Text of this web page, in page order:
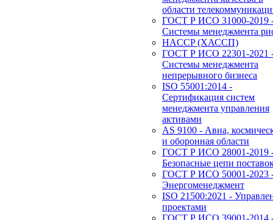
области
ГОСТ Р ИСО 31000-2019
Системы менеджмента
HACCP (ХАССП)
ГОСТ Р ИСО 22301-2021
Системы менеджмента
непрерывного бизнеса
ISO 55001:2014 -
Сертификация систем
менеджмента управления
активами
AS 9100 - Авиа,
и оборонная области
ГОСТ Р ИСО 28001-2019
Безопасные цепи
ГОСТ Р ИСО 50001-2023
Энергоменеджмент
ISO 21500:2021 -
проектами
ГОСТ Р ИСО 39001-2014